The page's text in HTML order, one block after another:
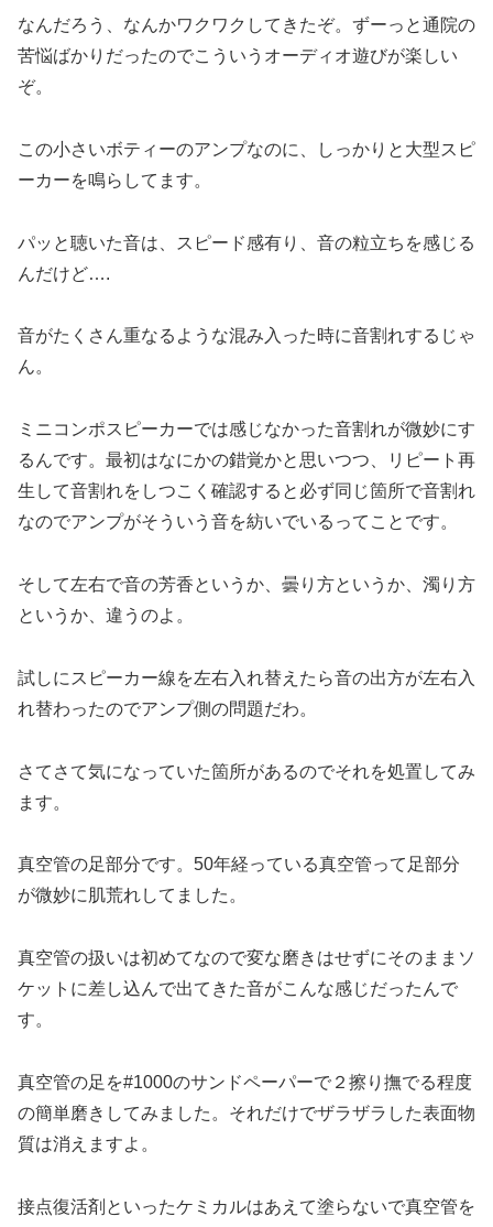
なんだろう、なんかワクワクしてきたぞ。ずーっと通院の
苦悩ばかりだったのでこういうオーディオ遊びが楽しい
ぞ。
この小さいボティーのアンプなのに、しっかりと大型スピ
ーカーを鳴らしてます。
パッと聴いた音は、スピード感有り、音の粒立ちを感じる
んだけど….
音がたくさん重なるような混み入った時に音割れするじゃ
ん。
ミニコンポスピーカーでは感じなかった音割れが微妙にす
るんです。最初はなにかの錯覚かと思いつつ、リピート再
生して音割れをしつこく確認すると必ず同じ箇所で音割れ
なのでアンプがそういう音を紡いでいるってことです。
そして左右で音の芳香というか、曇り方というか、濁り方
というか、違うのよ。
試しにスピーカー線を左右入れ替えたら音の出方が左右入
れ替わったのでアンプ側の問題だわ。
さてさて気になっていた箇所があるのでそれを処置してみ
ます。
真空管の足部分です。50年経っている真空管って足部分
が微妙に肌荒れしてました。
真空管の扱いは初めてなので変な磨きはせずにそのままソ
ケットに差し込んで出てきた音がこんな感じだったんで
す。
真空管の足を#1000のサンドペーパーで２擦り撫でる程度
の簡単磨きしてみました。それだけでザラザラした表面物
質は消えますよ。
接点復活剤といったケミカルはあえて塗らないで真空管を